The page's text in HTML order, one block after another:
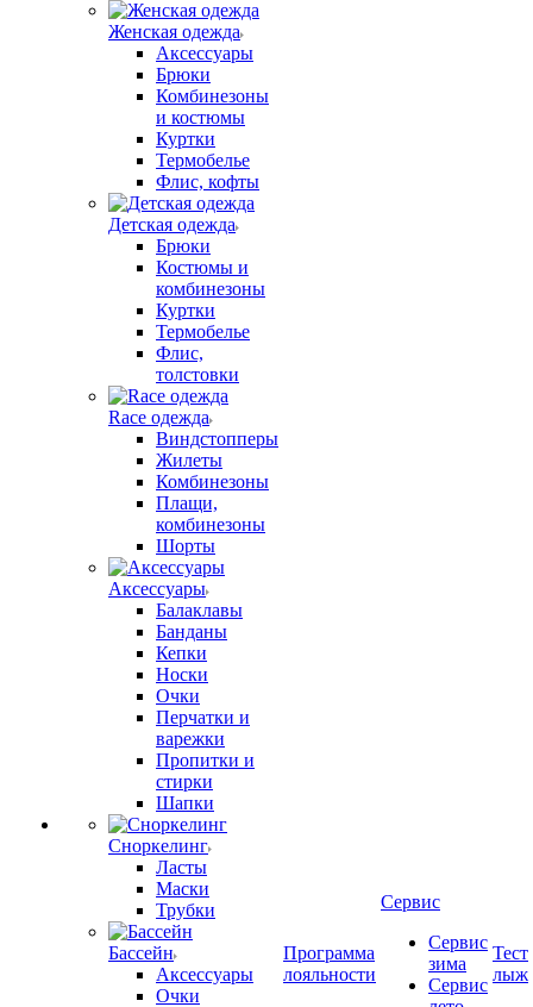
Женская одежда
Аксессуары
Брюки
Комбинезоны
и костюмы
Куртки
Термобелье
Флис, кофты
Детская одежда
Брюки
Костюмы и
комбинезоны
Куртки
Термобелье
Флис,
толстовки
Race одежда
Виндстопперы
Жилеты
Комбинезоны
Плащи,
комбинезоны
Шорты
Аксессуары
Балаклавы
Банданы
Кепки
Носки
Очки
Перчатки и
варежки
Пропитки и
стирки
Шапки
Сноркелинг
Ласты
Маски
Трубки
Бассейн
Аксессуары
Очки
Программа
лояльности
Сервис
Сервис
зима
Сервис
Тест
лыж